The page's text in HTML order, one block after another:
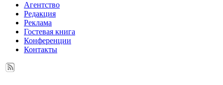
Агентство
Редакция
Реклама
Гостевая книга
Конференции
Контакты